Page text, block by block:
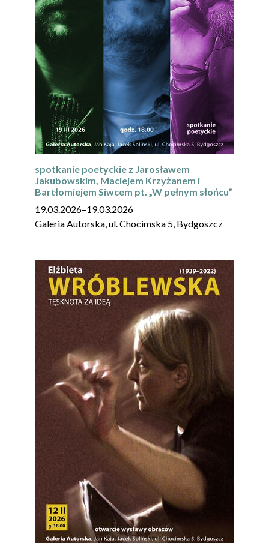
spotkanie poetyckie z Jarosławem
Jakubowskim, Maciejem Krzyżanem i
Bartłomiejem Siwcem pt. „W pełnym słońcu”
19.03.2026–19.03.2026
Galeria Autorska, ul. Chocimska 5, Bydgoszcz